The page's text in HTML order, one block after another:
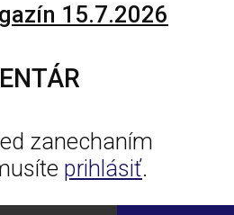
15.7.2026
zanechaním
prihlásiť.